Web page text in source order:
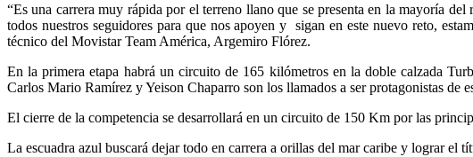
“Es una carrera muy rápida por el terreno llano que se presenta en la mayoría
todos nuestros seguidores para que nos apoyen y sigan en este nuevo reto,
técnico del Movistar Team América, Argemiro Flórez.
En la primera etapa habrá un circuito de 165 kilómetros en la doble calzada
Carlos Mario Ramírez y Yeison Chaparro son los llamados a ser protagonistas de
El cierre de la competencia se desarrollará en un circuito de 150 Km por las
La escuadra azul buscará dejar todo en carrera a orillas del mar caribe y lograr